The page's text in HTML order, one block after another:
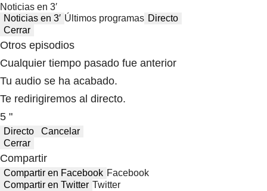
Noticias en 3′
Noticias en 3′ Últimos programas Directo
Cerrar
Otros episodios
Cualquier tiempo pasado fue anterior
Tu audio se ha acabado.
Te redirigiremos al directo.
5 "
Directo
Cancelar
Cerrar
Compartir
Compartir en Facebook Facebook
Compartir en Twitter Twitter